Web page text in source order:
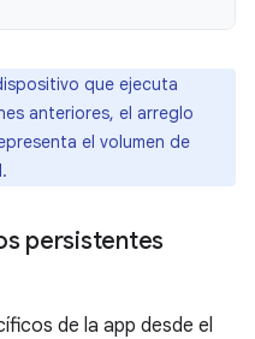
que ejecuta
anteriores, el arreglo
el volumen de
persistentes
de la app desde el